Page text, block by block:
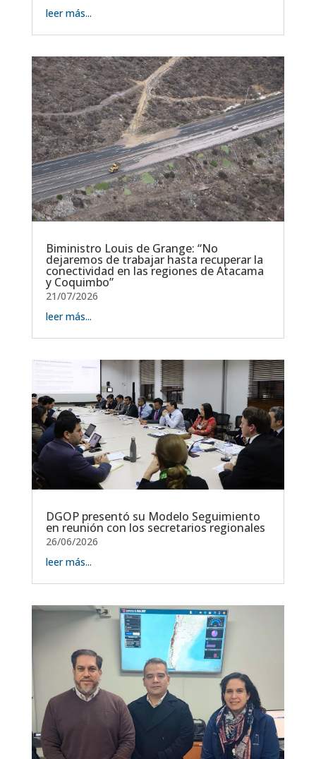
leer más...
Biministro Louis de Grange: “No
dejaremos de trabajar hasta recuperar la
conectividad en las regiones de Atacama
y Coquimbo”
21/07/2026
leer más...
DGOP presentó su Modelo Seguimiento
en reunión con los secretarios regionales
26/06/2026
leer más...